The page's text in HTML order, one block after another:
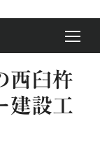
西臼杵
建設工